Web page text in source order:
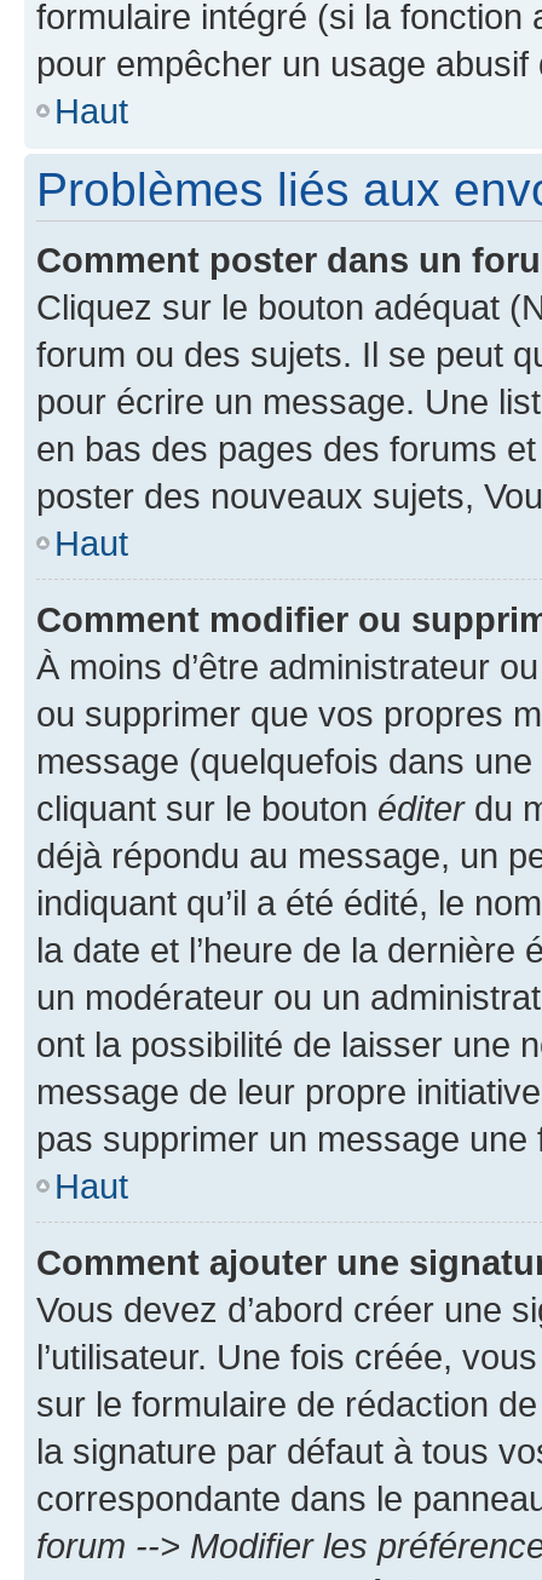
formulaire intégré (si la fonction
pour empêcher un usage
Haut
Problèmes liés aux
Comment poster dans un
Cliquez sur le bouton adéquat
forum ou des sujets. Il se peut
pour écrire un message. Une
en bas des pages des forums
poster des nouveaux sujets,
Haut
Comment modifier ou
À moins d’être administrateur
ou supprimer que vos propres
message (quelquefois dans
cliquant sur le bouton éditerdu
déjà répondu au message, un
indiquant qu’il a été édité, le
la date et l’heure de la dernière
un modérateur ou un
ont la possibilité de laisser une
message de leur propre
pas supprimer un message une
Haut
Comment ajouter une
Vous devez d’abord créer une
l’utilisateur. Une fois créée,
sur le formulaire de rédaction
la signature par défaut à tous
correspondante dans le
forum --> Modifier les